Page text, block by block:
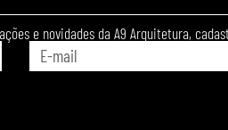
e novidades da A9 Arquitetura,